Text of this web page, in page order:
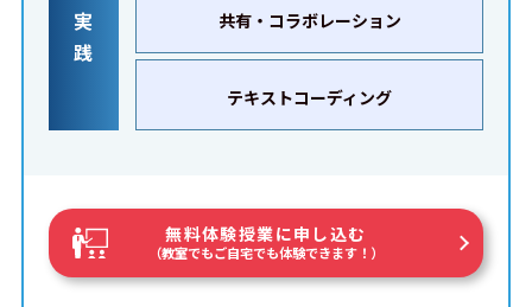
実
践
共有・コラボレーション
テキストコーディング
無料体験授業に申し込む
（教室でもご自宅でも体験できます！）